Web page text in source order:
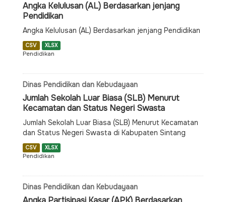
Angka Kelulusan (AL) Berdasarkan jenjang
Pendidikan
Angka Kelulusan (AL) Berdasarkan jenjang Pendidikan
CSV XLSX
Pendidikan
Dinas Pendidikan dan Kebudayaan
Jumlah Sekolah Luar Biasa (SLB) Menurut
Kecamatan dan Status Negeri Swasta
Jumlah Sekolah Luar Biasa (SLB) Menurut Kecamatan
dan Status Negeri Swasta di Kabupaten Sintang
CSV XLSX
Pendidikan
Dinas Pendidikan dan Kebudayaan